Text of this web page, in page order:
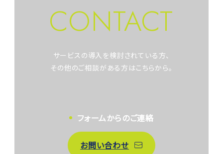
CONTACT
サービスの導入を検討されている方、
その他のご相談がある方はこちらから。
フォームからのご連絡
お問い合わせ